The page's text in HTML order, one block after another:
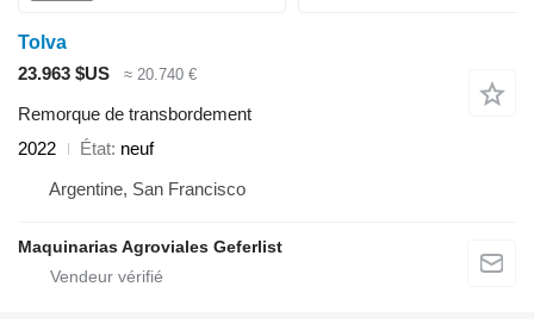
Tolva
23.963 $US
≈ 20.740 €
Remorque de transbordement
2022
État neuf
Argentine, San Francisco
Maquinarias Agroviales Geferlist